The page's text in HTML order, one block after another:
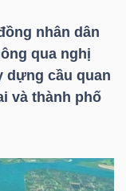
nhân dân
qua nghị
dựng cầu quan
và thành phố